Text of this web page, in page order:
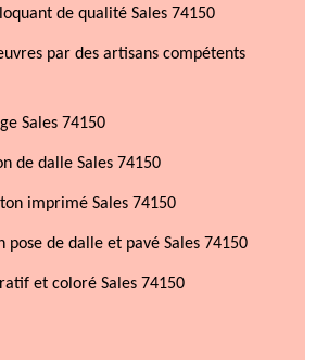
de qualité Sales 74150
par des artisans compétents
Sales 74150
de dalle Sales 74150
imprimé Sales 74150
pose de dalle et pavé Sales 74150
et coloré Sales 74150